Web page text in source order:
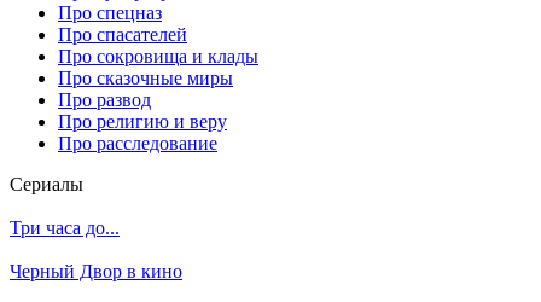
Про спецназ
Про спасателей
Про сокровища и клады
Про сказочные миры
Про развод
Про религию и веру
Про расследование
Се­риа­лы
Три часа до...
Черный Двор в кино